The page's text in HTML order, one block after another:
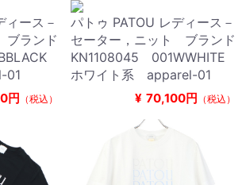
ィース－
ランド
01
円 （税込）
パトゥ PATOU レディース－
セーター，ニット ブランド
KN1108045 001WWHITE
ホワイト系 apparel-01
¥ 70,100円 （税込）